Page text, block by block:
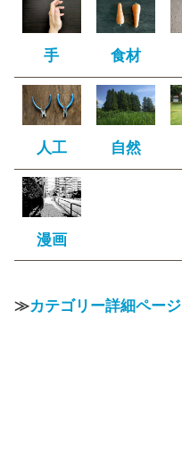
手 食材
人工 自然
漫画
≫カテゴリー詳細ページ